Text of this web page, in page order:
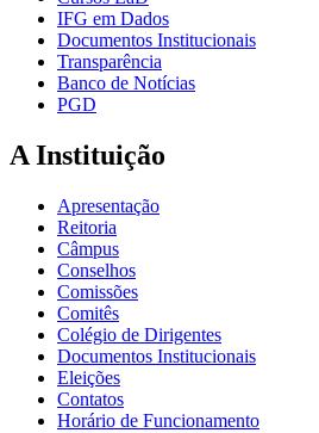
IFG em Dados
Documentos Institucionais
Transparência
Banco de Notícias
PGD
A Instituição
Apresentação
Reitoria
Câmpus
Conselhos
Comissões
Comitês
Colégio de Dirigentes
Documentos Institucionais
Eleições
Contatos
Horário de Funcionamento